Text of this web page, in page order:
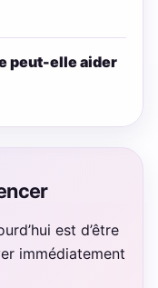
peut-elle aider
est d’être
immédiatement